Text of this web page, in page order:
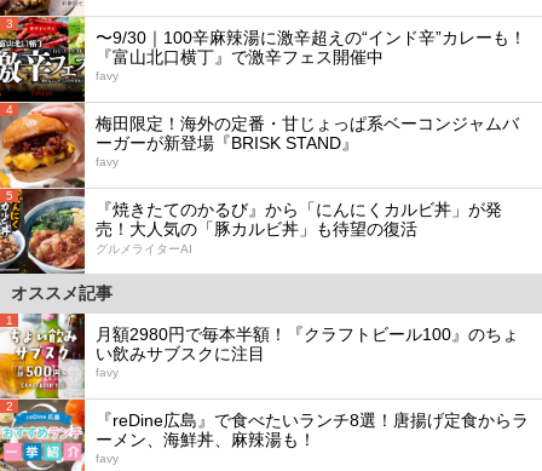
3
〜9/30｜100辛麻辣湯に激辛超えの“インド辛”カレーも！
『富山北口横丁』で激辛フェス開催中
favy
4
梅田限定！海外の定番・甘じょっぱ系ベーコンジャムバ
ーガーが新登場『BRISK STAND』
favy
5
『焼きたてのかるび』から「にんにくカルビ丼」が発
売！大人気の「豚カルビ丼」も待望の復活
グルメライターAI
オススメ記事
1
月額2980円で毎本半額！『クラフトビール100』のちょ
い飲みサブスクに注目
favy
2
『reDine広島』で食べたいランチ8選！唐揚げ定食からラ
ーメン、海鮮丼、麻辣湯も！
favy